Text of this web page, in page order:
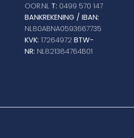
OOR.NL T: 0499 570 147
BANKREKENING / IBAN:
NL80ABNA0593667735
KVK: 17264972 BTW-
NR: NL821384764B01